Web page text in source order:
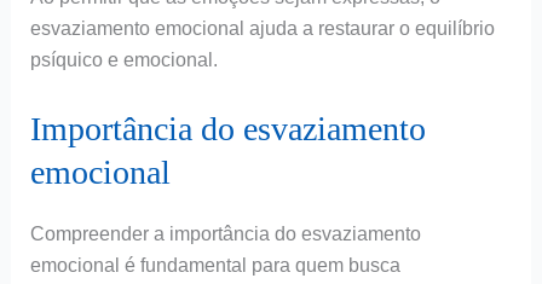
esvaziamento emocional ajuda a restaurar o equilíbrio
psíquico e emocional.
Importância do esvaziamento
emocional
Compreender a importância do esvaziamento
emocional é fundamental para quem busca